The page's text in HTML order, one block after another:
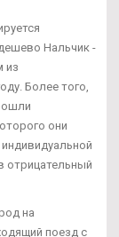
Нальчик -
из
Более того,
они
отрицательный
на
поезд с